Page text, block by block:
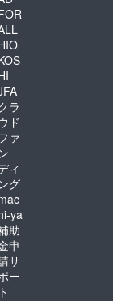
ラ
ド
ァ
ン
ィ
ング
ya
助
申
サ
ー
ト